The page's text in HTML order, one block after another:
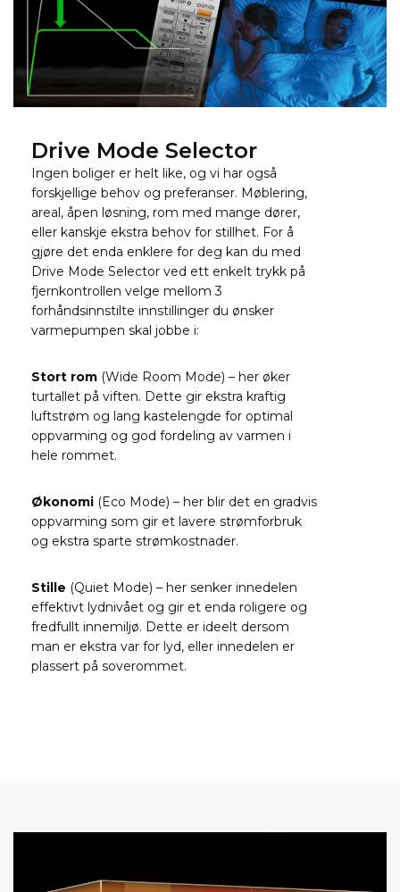
Drive Mode Selector
Ingen boliger er helt like, og vi har også
forskjellige behov og preferanser. Møblering,
areal, åpen løsning, rom med mange dører,
eller kanskje ekstra behov for stillhet. For å
gjøre det enda enklere for deg kan du med
Drive Mode Selector ved ett enkelt trykk på
fjernkontrollen velge mellom 3
forhåndsinnstilte innstillinger du ønsker
varmepumpen skal jobbe i:
Stort rom (Wide Room Mode) – her øker
turtallet på viften. Dette gir ekstra kraftig
luftstrøm og lang kastelengde for optimal
oppvarming og god fordeling av varmen i
hele rommet.
Økonomi (Eco Mode) – her blir det en gradvis
oppvarming som gir et lavere strømforbruk
og ekstra sparte strømkostnader.
Stille (Quiet Mode) – her senker innedelen
effektivt lydnivået og gir et enda roligere og
fredfullt innemiljø. Dette er ideelt dersom
man er ekstra var for lyd, eller innedelen er
plassert på soverommet.